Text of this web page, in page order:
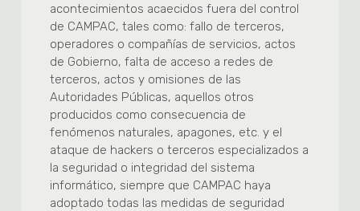
acontecimientos acaecidos fuera del control
de CAMPAC, tales como: fallo de terceros,
operadores o compañías de servicios, actos
de Gobierno, falta de acceso a redes de
terceros, actos y omisiones de las
Autoridades Públicas, aquellos otros
producidos como consecuencia de
fenómenos naturales, apagones, etc. y el
ataque de hackers o terceros especializados a
la seguridad o integridad del sistema
informático, siempre que CAMPAC haya
adoptado todas las medidas de seguridad